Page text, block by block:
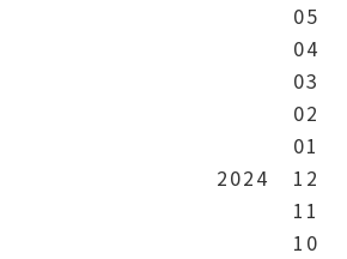
05
04
03
02
01
2024
12
11
10